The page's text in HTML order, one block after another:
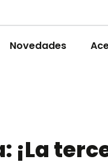
Novedades
¡La